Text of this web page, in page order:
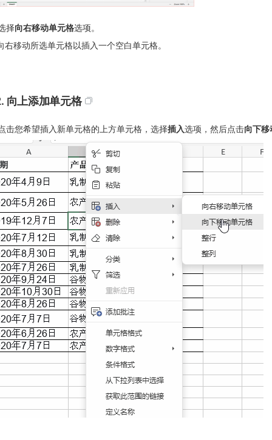
择向右移动单元格选项。
右移动所选单元格以插入一个空白单元格。
向上添加单元格
击您希望插入新单元格的上方单元格，选择插入选项，然后点击向下